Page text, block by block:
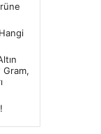
Gram,